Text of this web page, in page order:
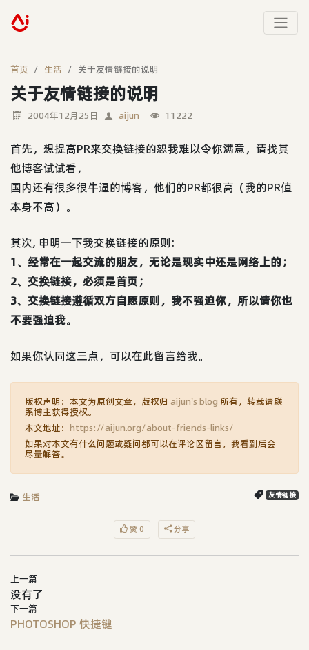
首页 生活 关于友情链接的说明
关于友情链接的说明
2004年12月25日 aijun 11222
首先，想提高PR来交换链接的恕我难以令你满意，请找其
他博客试试看，
国内还有很多很牛逼的博客，他们的PR都很高（我的PR值
本身不高）。
其次, 申明一下我交换链接的原则:
1、经常在一起交流的朋友，无论是现实中还是网络上的；
2、交换链接，必须是首页；
3、交换链接遵循双方自愿原则，我不强迫你，所以请你也
不要强迫我。
如果你认同这三点，可以在此留言给我。
版权声明：本文为原创文章，版权归 aijun's blog 所有，转载请联
系博主获得授权。
本文地址： https://aijun.org/about-friends-links/
如果对本文有什么问题或疑问都可以在评论区留言，我看到后会
尽量解答。
生活 友情链接
赞 0 分享
上一篇
没有了
下一篇
PHOTOSHOP 快捷键